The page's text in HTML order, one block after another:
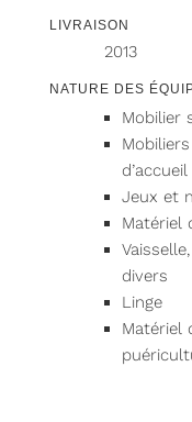
LIVRAISON
2013
NATURE DES
Mobilier
d’accueil
Jeux et
Matériel
divers
Linge
Matériel